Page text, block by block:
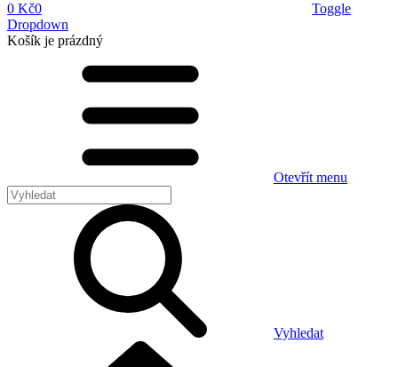
0 Kč0
Toggle
Dropdown
Košík je prázdný
Otevřít menu
Vyhledat